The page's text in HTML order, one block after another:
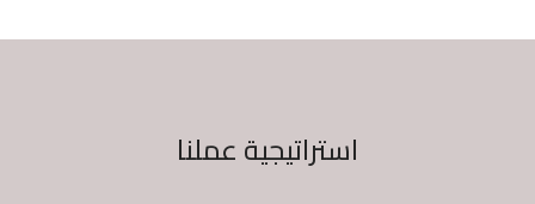
استراتيجية عملنا